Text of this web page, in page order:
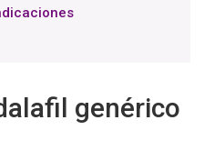
genérico